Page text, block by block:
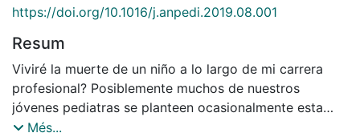
https://doi.org/10.1016/j.anpedi.2019.08.001
Resum
Viviré la muerte de un niño a lo largo de mi carrera
profesional? Posiblemente muchos de nuestros
jóvenes pediatras se planteen ocasionalmente esta
trascendental cuestión. La mortalidad infantil, un nítido
Més...